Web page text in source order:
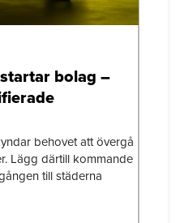
bolag –
behovet att övergå
Lägg därtill kommande
till städerna